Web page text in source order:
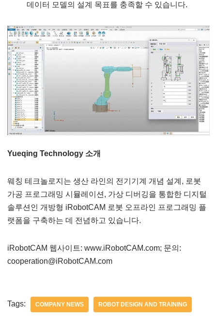
데이터 모델의 설계 목표를 충족할 수 있습니다.
Yueqing Technology 소개
웨칭 테크놀로지는 생산 라인의 전기기계 개념 설계, 로봇
가공 프로그래밍 시뮬레이션, 가상 디버깅을 통합한 디지털
솔루션인 개방형 iRobotCAM 로봇 오프라인 프로그래밍 플
랫폼을 구축하는 데 전념하고 있습니다.
iRobotCAM 웹사이트: www.iRobotCAM.com; 문의:
cooperation@iRobotCAM.com
Tags: COMPANY NEWS ROBOT DESIGN AND TRAINING